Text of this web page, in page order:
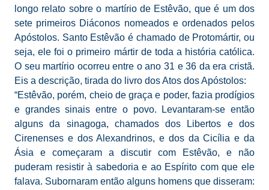
longo relato sobre o martírio de Estêvão, que é um dos
sete primeiros Diáconos nomeados e ordenados pelos
Apóstolos. Santo Estêvão é chamado de Protomártir, ou
seja, ele foi o primeiro mártir de toda a história católica.
O seu martírio ocorreu entre o ano 31 e 36 da era cristã.
Eis a descrição, tirada do livro dos Atos dos Apóstolos:
“Estêvão, porém, cheio de graça e poder, fazia prodígios
e grandes sinais entre o povo. Levantaram-se então
alguns da sinagoga, chamados dos Libertos e dos
Cirenenses e dos Alexandrinos, e dos da Cicília e da
Ásia e começaram a discutir com Estêvão, e não
puderam resistir à sabedoria e ao Espírito com que ele
falava. Subornaram então alguns homens que disseram: